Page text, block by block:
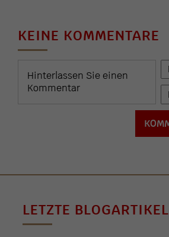
KEINE KOMMENTARE
LETZTE BLOGARTIKEL